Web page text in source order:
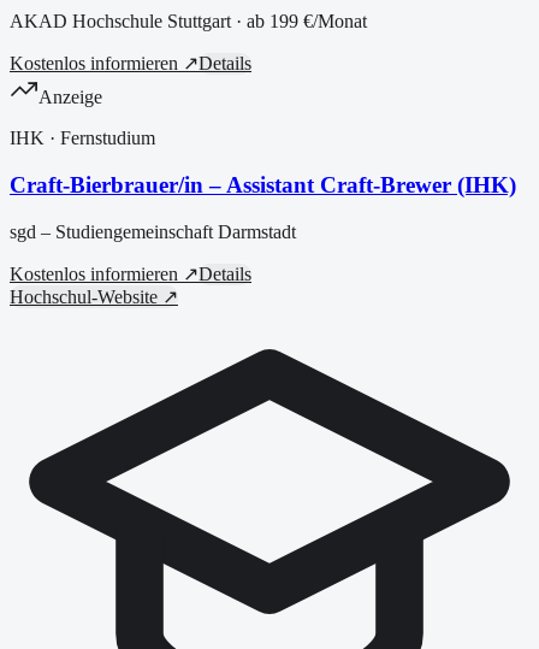
AKAD Hochschule Stuttgart · ab 199 €/Monat
Kostenlos informieren ↗Details
Anzeige
IHK · Fernstudium
Craft-Bierbrauer/in – Assistant Craft-Brewer (IHK)
sgd – Studiengemeinschaft Darmstadt
Kostenlos informieren ↗Details
Hochschul-Website ↗